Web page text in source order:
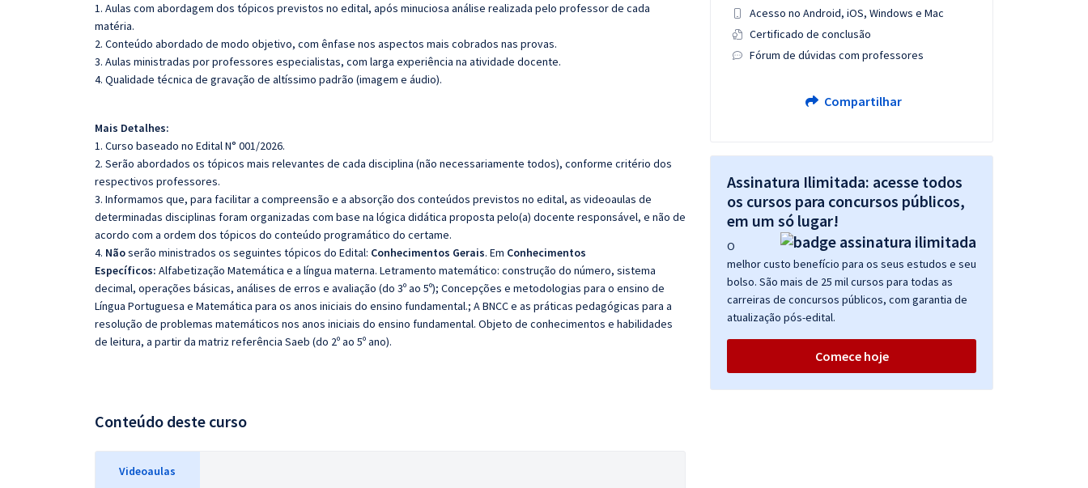
1. Aulas com abordagem dos tópicos previstos no edital, após minuciosa análise realizada pelo professor de cada
matéria.
2. Conteúdo abordado de modo objetivo, com ênfase nos aspectos mais cobrados nas provas.
3. Aulas ministradas por professores especialistas, com larga experiência na atividade docente.
4. Qualidade técnica de gravação de altíssimo padrão (imagem e áudio).
Mais Detalhes:
1. Curso baseado no Edital N° 001/2026.
2. Serão abordados os tópicos mais relevantes de cada disciplina (não necessariamente todos), conforme critério dos
respectivos professores.
3. Informamos que, para facilitar a compreensão e a absorção dos conteúdos previstos no edital, as videoaulas de
determinadas disciplinas foram organizadas com base na lógica didática proposta pelo(a) docente responsável, e não de
acordo com a ordem dos tópicos do conteúdo programático do certame.
4. Nãoserão ministrados os seguintes tópicos do Edital: Conhecimentos Gerais. Em Conhecimentos
Específicos: Alfabetização Matemática e a língua materna. Letramento matemático: construção do número, sistema
decimal, operações básicas, análises de erros e avaliação (do 3º ao 5º); Concepções e metodologias para o ensino de
Língua Portuguesa e Matemática para os anos iniciais do ensino fundamental.; A BNCC e as práticas pedagógicas para a
resolução de problemas matemáticos nos anos iniciais do ensino fundamental. Objeto de conhecimentos e habilidades
de leitura, a partir da matriz referência Saeb (do 2º ao 5º ano).
Conteúdo deste curso
Videoaulas
Acesso no Android, iOS, Windows e Mac
Certificado de conclusão
Fórum de dúvidas com professores
Compartilhar
Assinatura Ilimitada: acesse todos
os cursos para concursos públicos,
em um só lugar!
O
melhor custo benefício para os seus estudos e seu
bolso. São mais de 25 mil cursos para todas as
carreiras de concursos públicos, com garantia de
atualização pós-edital.
Comece hoje